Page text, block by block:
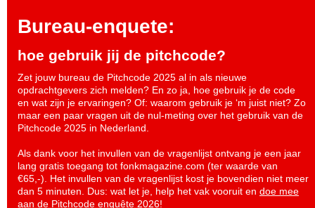
Bureau-enquete:
hoe gebruik jij de pitchcode?
Zet jouw bureau de Pitchcode 2025 al in als nieuwe
opdrachtgevers zich melden? En zo ja, hoe gebruik je de code
en wat zijn je ervaringen? Of: waarom gebruik je ‘m juist niet? Zo
maar een paar vragen uit de nul-meting over het gebruik van de
Pitchcode 2025 in Nederland.
Als dank voor het invullen van de vragenlijst ontvang je een jaar
lang gratis toegang tot fonkmagazine.com (ter waarde van
€65,-). Het invullen van de vragenlijst kost je bovendien niet meer
dan 5 minuten. Dus: wat let je, help het vak vooruit en doe mee
aan de Pitchcode enquête 2026!